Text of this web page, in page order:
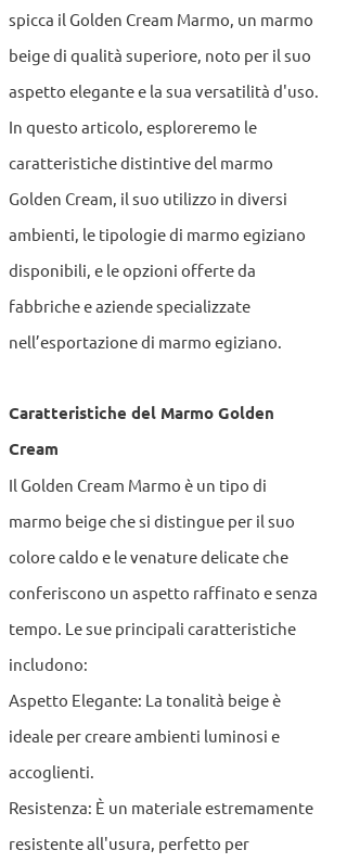
spicca il Golden Cream Marmo, un marmo
beige di qualità superiore, noto per il suo
aspetto elegante e la sua versatilità d'uso.
In questo articolo, esploreremo le
caratteristiche distintive del marmo
Golden Cream, il suo utilizzo in diversi
ambienti, le tipologie di marmo egiziano
disponibili, e le opzioni offerte da
fabbriche e aziende specializzate
nell’esportazione di marmo egiziano.
Caratteristiche del Marmo Golden
Cream
Il Golden Cream Marmo è un tipo di
marmo beige che si distingue per il suo
colore caldo e le venature delicate che
conferiscono un aspetto raffinato e senza
tempo. Le sue principali caratteristiche
includono:
Aspetto Elegante: La tonalità beige è
ideale per creare ambienti luminosi e
accoglienti.
Resistenza: È un materiale estremamente
resistente all'usura, perfetto per